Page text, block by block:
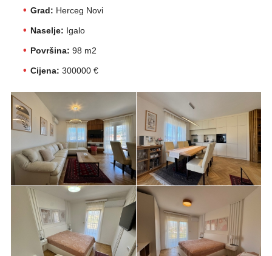
Grad: Herceg Novi
Naselje: Igalo
Površina: 98 m2
Cijena: 300000 €